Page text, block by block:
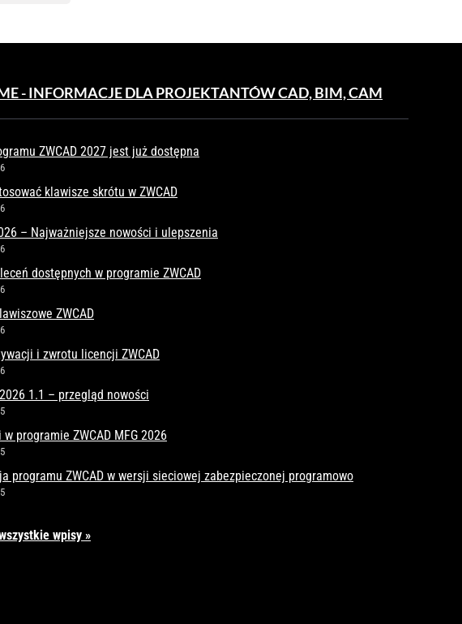
- INFORMACJE DLA PROJEKTANTÓW CAD, BIM, CAM
ZWCAD 2027 jest już dostępna
klawisze skrótu w ZWCAD
– Najważniejsze nowości i ulepszenia
dostępnych w programie ZWCAD
ZWCAD
i zwrotu licencji ZWCAD
1.1 – przegląd nowości
w programie ZWCAD MFG 2026
programu ZWCAD w wersji sieciowej zabezpieczonej programowo
wpisy »